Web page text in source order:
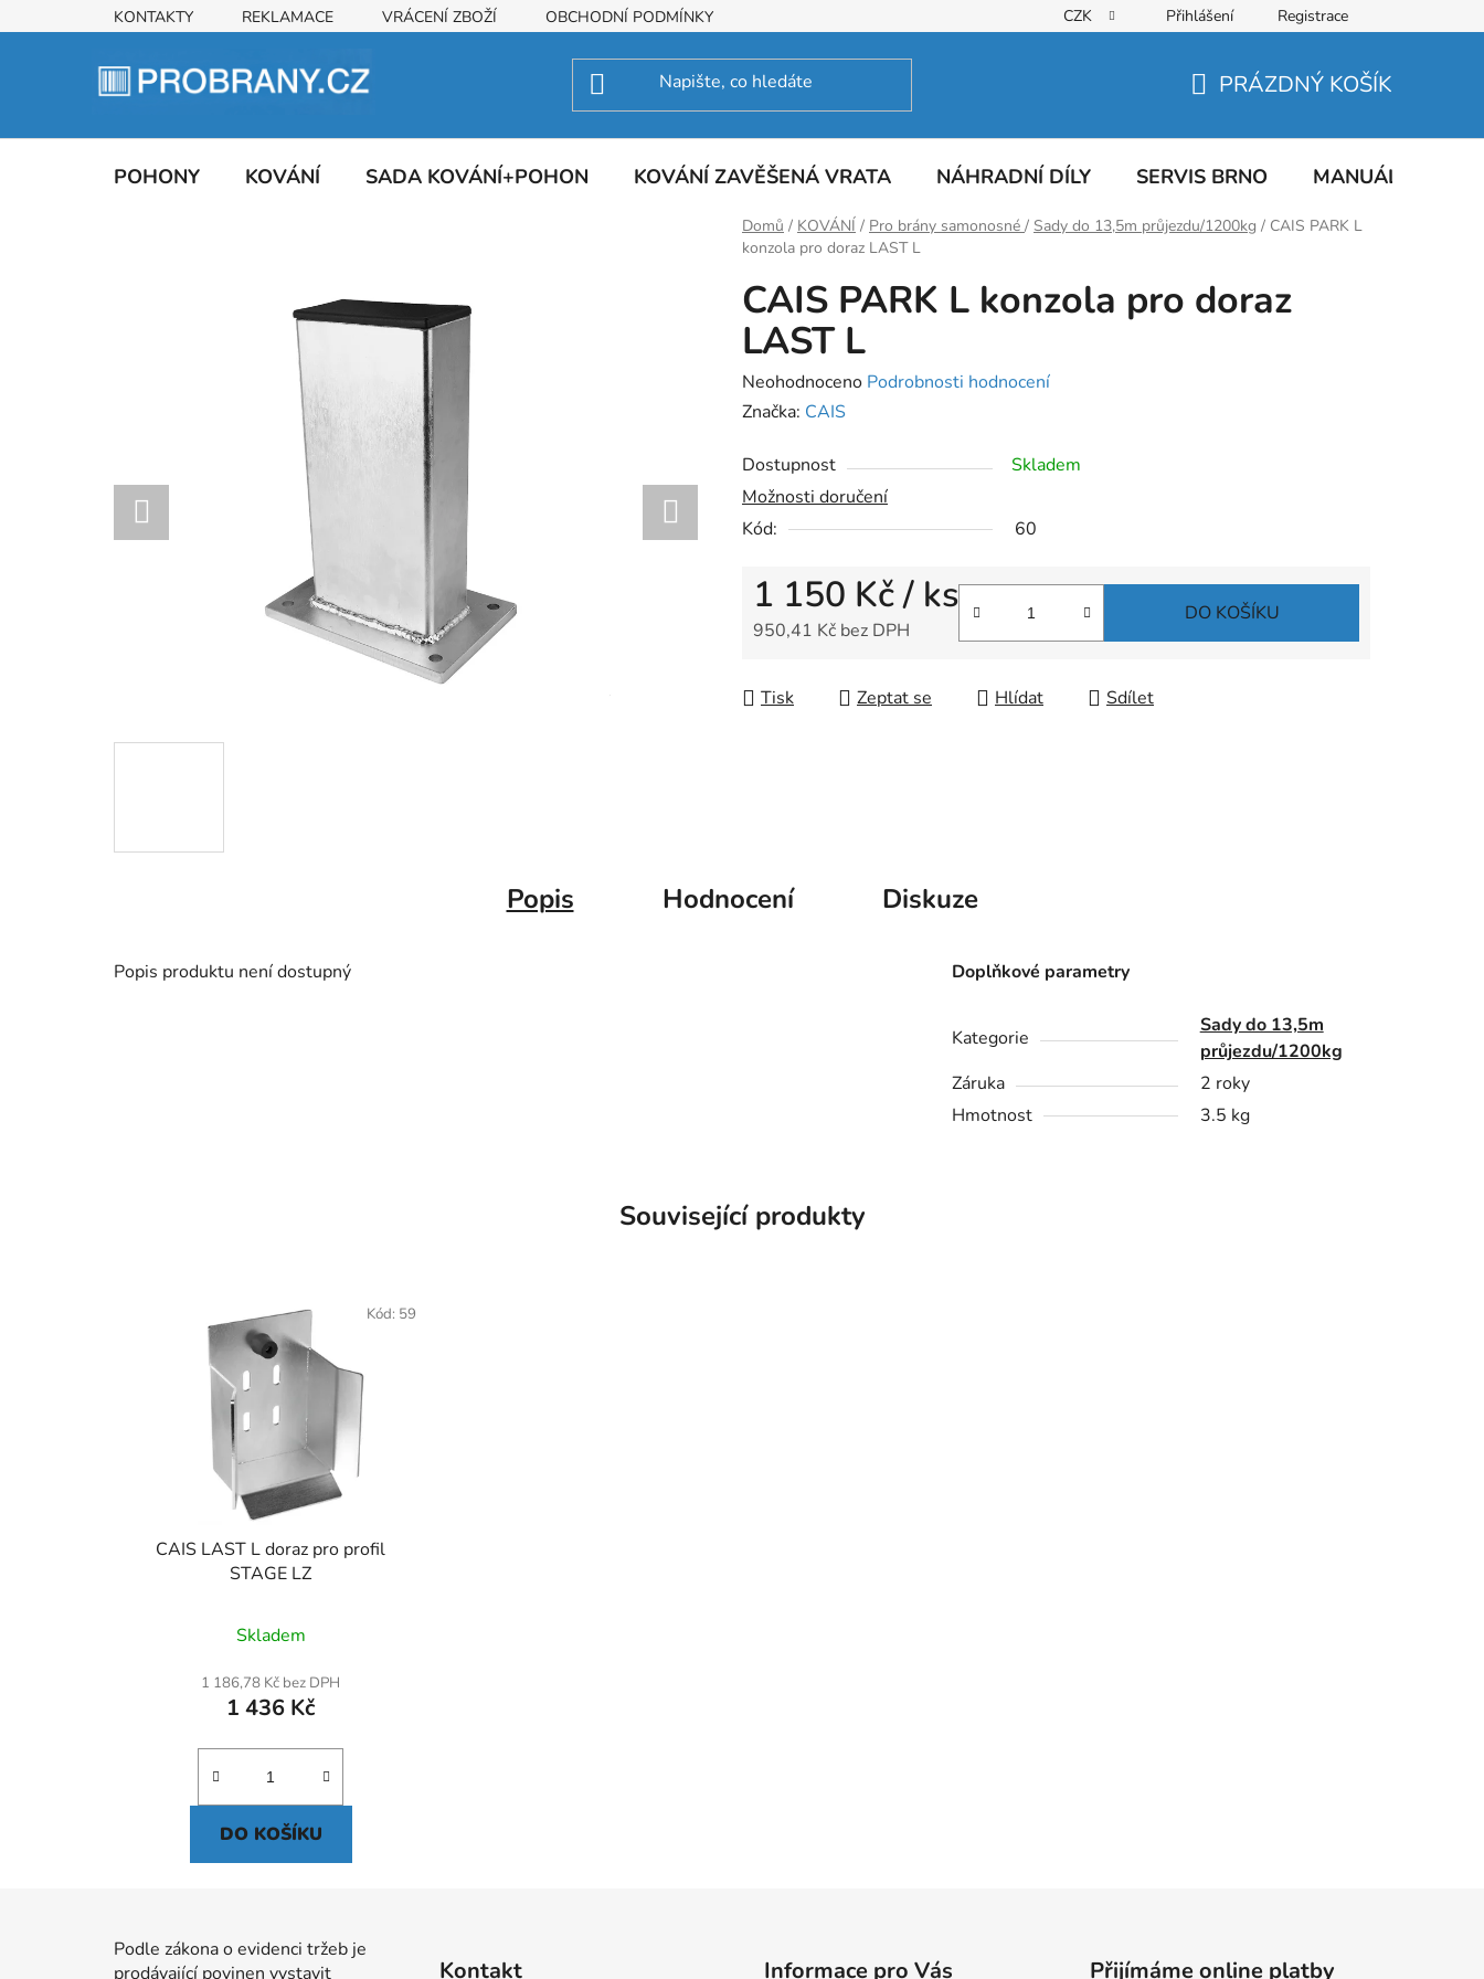
na
KONTAKTY REKLAMACE VRÁCENÍ ZBOŽÍ OBCHODNÍ PODMÍNKY CZK Přihlášení Registrace
KOŠÍK
PRÁZDNÝ KOŠÍK
POHONY KOVÁNÍ SADA KOVÁNÍ+POHON KOVÁNÍ ZAVĚŠENÁ VRATA NÁHRADNÍ DÍLY SERVIS BRNO MANUÁLY
Domů / KOVÁNÍ / Pro brány samonosné / Sady do 13,5m průjezdu/1200kg / CAIS PARK L
konzola pro doraz LAST L
CAIS PARK L konzola pro doraz
LAST L
Průměrné
hodnocení
je
0,0
z
hvězdiček.
Neohodnoceno Podrobnosti hodnocení
Značka: CAIS
Dostupnost
Skladem
Možnosti doručení
Kód:
60
1 150 Kč/ ks
950,41 Kč bez DPH
DO KOŠÍKU
Tisk Zeptat se Hlídat Sdílet
Popis Hodnocení Diskuze
Popis produktu není dostupný Doplňkové parametry
Kategorie
Sady do 13,5m
průjezdu/1200kg
Záruka
2 roky
Hmotnost
3.5 kg
Související produkty
CAIS LAST L doraz pro profil
STAGE LZ
Skladem
1 186,78 Kč bez DPH
1 436 Kč
DO KOŠÍKU
Kód: 59
Podle zákona o evidenci tržeb je
prodávající povinen vystavit
Kontakt Informace pro Vás Přijímáme online platby